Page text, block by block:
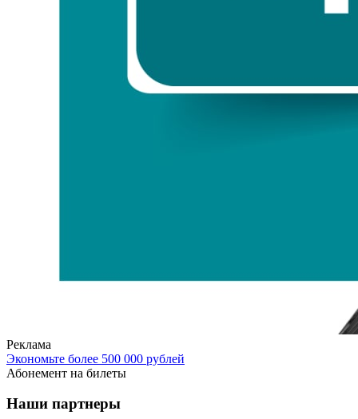
Реклама
Экономьте более 500 000 рублей
Абонемент на билеты
Наши партнеры